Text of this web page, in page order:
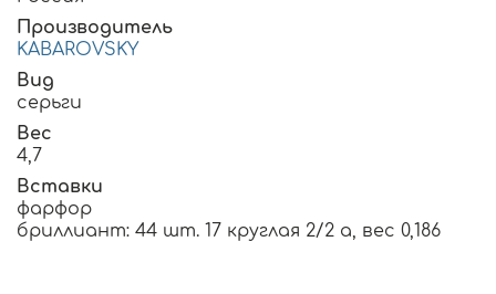
Производитель
KABAROVSKY
Вид
серьги
Вес
4,7
Вставки
фарфор
бриллиант: 44 шт. 17 круглая 2/2 а, вес 0,186